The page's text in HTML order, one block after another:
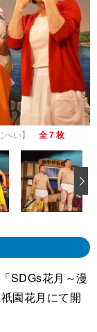
い】 全 7 枚
SDGs花月～漫
園花月にて開